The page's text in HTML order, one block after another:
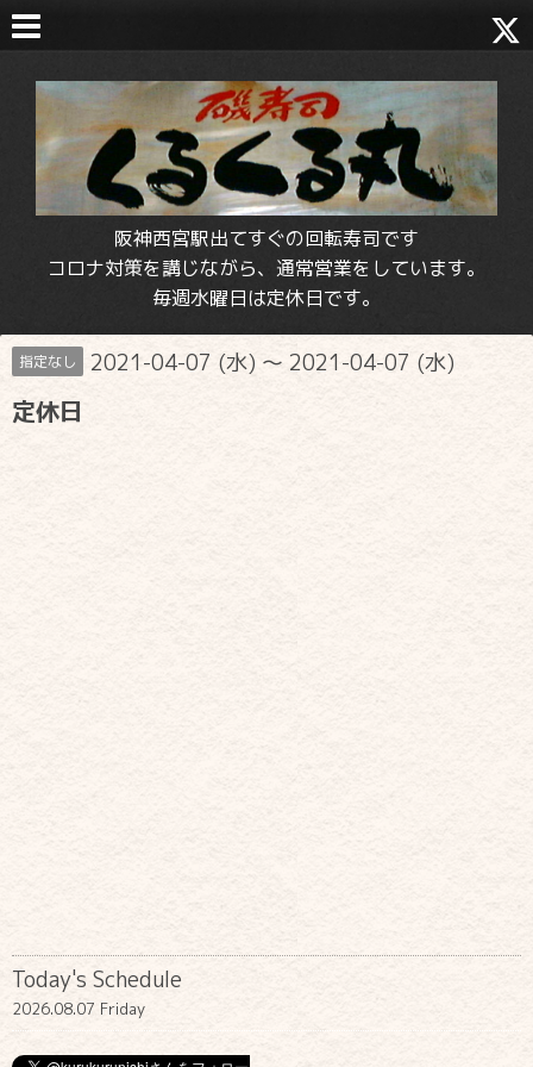
阪神西宮駅出てすぐの回転寿司です
コロナ対策を講じながら、通常営業をしています。
毎週水曜日は定休日です。
指定なし 2021-04-07 (水) ～ 2021-04-07 (水)
定休日
Today's Schedule
2026.08.07 Friday